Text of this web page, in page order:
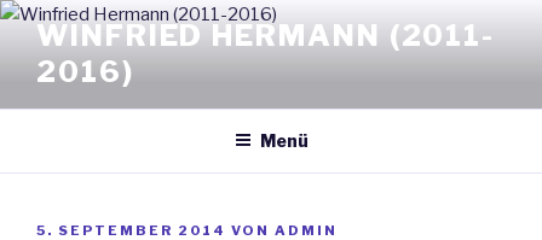
Zum
Inhalt
springen
WINFRIED HERMANN (2011-
2016)
Menü
VERÖFFENTLICHT
5. SEPTEMBER 2014 VON ADMIN